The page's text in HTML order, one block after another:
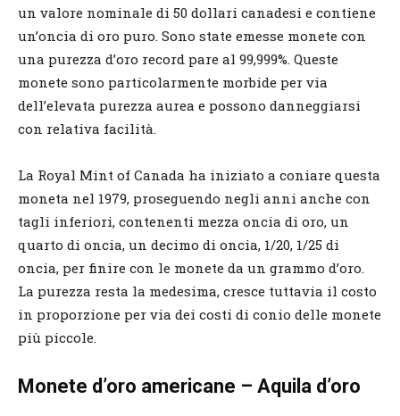
un valore nominale di 50 dollari canadesi e contiene
un’oncia di oro puro. Sono state emesse monete con
una purezza d’oro record pare al 99,999%. Queste
monete sono particolarmente morbide per via
dell’elevata purezza aurea e possono danneggiarsi
con relativa facilità.
La Royal Mint of Canada ha iniziato a coniare questa
moneta nel 1979, proseguendo negli anni anche con
tagli inferiori, contenenti mezza oncia di oro, un
quarto di oncia, un decimo di oncia, 1/20, 1/25 di
oncia, per finire con le monete da un grammo d’oro.
La purezza resta la medesima, cresce tuttavia il costo
in proporzione per via dei costi di conio delle monete
più piccole.
Monete d’oro americane – Aquila d’oro